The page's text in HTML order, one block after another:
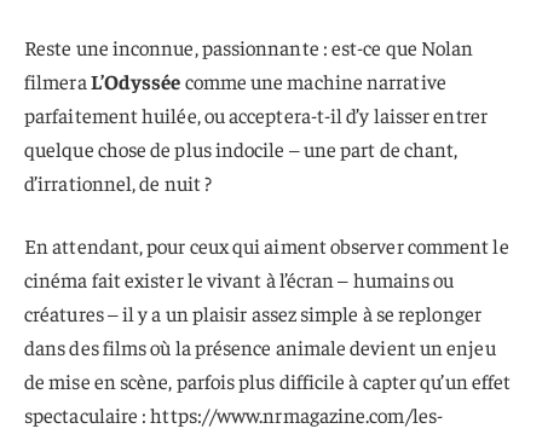
Reste une inconnue, passionnante : est-ce que Nolan
filmeraL’Odysséecomme une machine narrative
parfaitement huilée, ou acceptera-t-il d’y laisser entrer
quelque chose de plus indocile – une part de chant,
d’irrationnel, de nuit ?
En attendant, pour ceux qui aiment observer comment le
cinéma fait exister le vivant à l’écran – humains ou
créatures – il y a un plaisir assez simple à se replonger
dans des films où la présence animale devient un enjeu
de mise en scène, parfois plus difficile à capter qu’un effet
spectaculaire : https://www.nrmagazine.com/les-